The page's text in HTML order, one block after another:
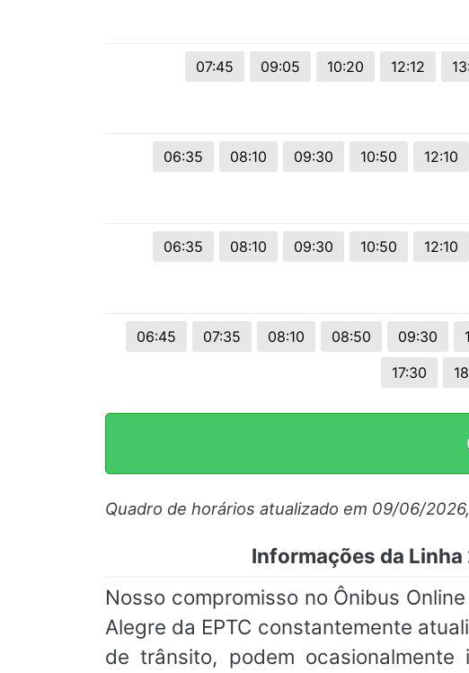
07:45 09:05 10:20 12:12
06:35 08:10 09:30 10:50 12:10
06:35 08:10 09:30 10:50 12:10
06:45 07:35 08:10 08:50 09:30
17:30
Quadro de horários atualizado em 09/06/
Informações da Linha
Nosso compromisso no Ônibus
Alegre da EPTC constantemente
de trânsito, podem ocasionalmente